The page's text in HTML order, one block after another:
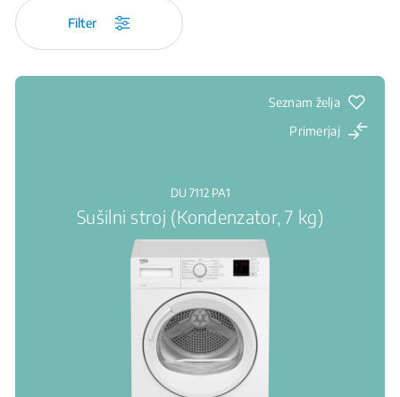
Filter
Seznam želja
Primerjaj
DU 7112 PA1
Sušilni stroj (Kondenzator, 7 kg)